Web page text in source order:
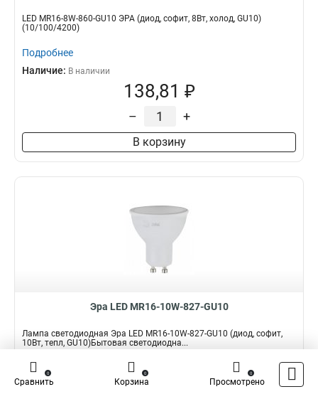
LED MR16-8W-860-GU10 ЭРА (диод, софит, 8Вт, холод, GU10)
(10/100/4200)
Подробнее
Наличие: В наличии
138,81 ₽
– +
В корзину
Эра LED MR16-10W-827-GU10
Лампа светодиодная Эра LED MR16-10W-827-GU10 (диод, софит,
10Вт, тепл, GU10)Бытовая светодиодна...
Подробнее
Наличие:
Сравнить
0
Корзина
0
Просмотрено
0